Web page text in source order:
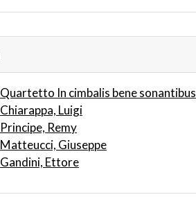
Quartetto In cimbalis bene sonantibus
Chiarappa, Luigi
Principe, Remy
Matteucci, Giuseppe
Gandini, Ettore